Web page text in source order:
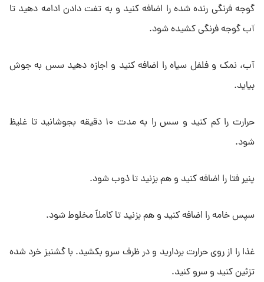
گوجه فرنگی رنده شده را اضافه کنید و به تفت دادن ادامه دهید تا
آب گوجه فرنگی کشیده شود.
آب، نمک و فلفل سیاه را اضافه کنید و اجازه دهید سس به جوش
بیاید.
حرارت را کم کنید و سس را به مدت ۱۰ دقیقه بجوشانید تا غلیظ
شود.
پنیر فتا را اضافه کنید و هم بزنید تا ذوب شود.
سپس خامه را اضافه کنید و هم بزنید تا کاملاً مخلوط شود.
غذا را از روی حرارت بردارید و در ظرف سرو بکشید. با گشنیز خرد شده
تزئین کنید و سرو کنید.